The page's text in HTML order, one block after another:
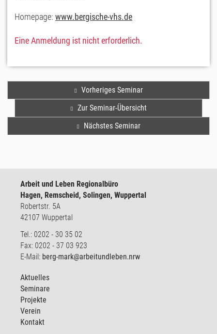
Homepage: www.bergische-vhs.de
Eine Anmeldung ist nicht erforderlich.
Vorheriges Seminar
Zur Seminar-Übersicht
Nächstes Seminar
Arbeit und Leben Regionalbüro
Hagen, Remscheid, Solingen, Wuppertal
Robertstr. 5A
42107 Wuppertal
Tel.: 0202 - 30 35 02
Fax: 0202 - 37 03 923
E-Mail: berg-mark@arbeitundleben.nrw
Aktuelles
Seminare
Projekte
Verein
Kontakt